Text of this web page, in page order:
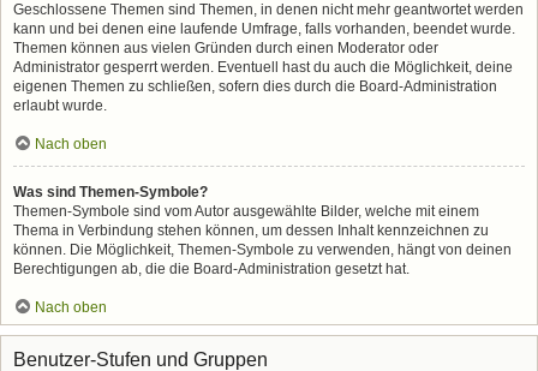
Geschlossene Themen sind Themen, in denen nicht mehr geantwortet werden
kann und bei denen eine laufende Umfrage, falls vorhanden, beendet wurde.
Themen können aus vielen Gründen durch einen Moderator oder
Administrator gesperrt werden. Eventuell hast du auch die Möglichkeit, deine
eigenen Themen zu schließen, sofern dies durch die Board-Administration
erlaubt wurde.
Nach oben
Was sind Themen-Symbole?
Themen-Symbole sind vom Autor ausgewählte Bilder, welche mit einem
Thema in Verbindung stehen können, um dessen Inhalt kennzeichnen zu
können. Die Möglichkeit, Themen-Symbole zu verwenden, hängt von deinen
Berechtigungen ab, die die Board-Administration gesetzt hat.
Nach oben
Benutzer-Stufen und Gruppen